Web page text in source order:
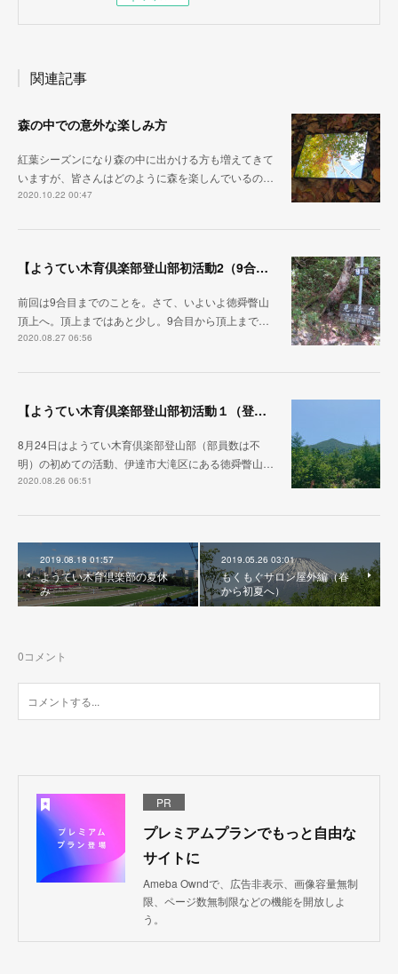
関連記事
森の中での意外な楽しみ方
紅葉シーズンになり森の中に出かける方も増えてきて
いますが、皆さんはどのように森を楽しんでいるの…
2020.10.22 00:47
【ようてい木育倶楽部登山部初活動2（9合目～徳舜瞥山頂上～ホロホロ山頂上～下山）】
前回は9合目までのことを。さて、いよいよ徳舜瞥山
頂上へ。頂上まではあと少し。9合目から頂上まで…
2020.08.27 06:56
【ようてい木育倶楽部登山部初活動１（登山口～9合目）】
8月24日はようてい木育倶楽部登山部（部員数は不
明）の初めての活動、伊達市大滝区にある徳舜瞥山…
2020.08.26 06:51
2019.08.18 01:57
ようてい木育倶楽部の夏休
み
2019.05.26 03:01
もくもぐサロン屋外編（春
から初夏へ）
0コメント
PR
プレミアムプランでもっと自由な
サイトに
Ameba Owndで、広告非表示、画像容量無制
限、ページ数無制限などの機能を開放しよ
う。